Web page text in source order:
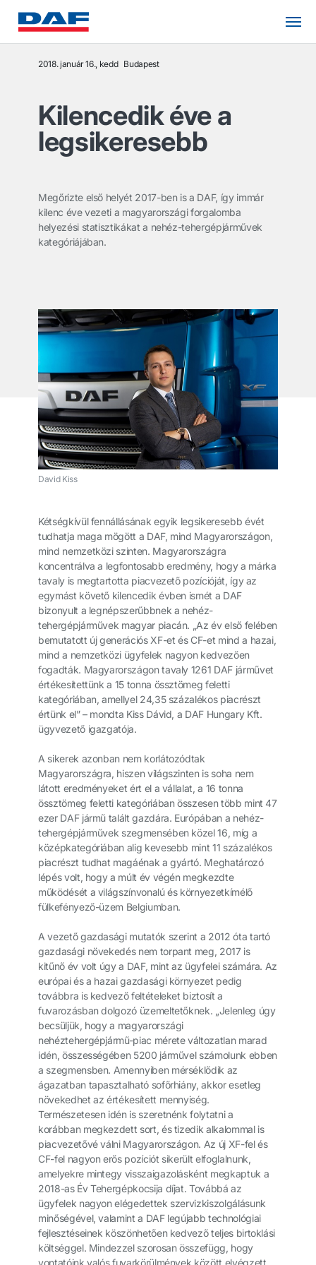
2018. január 16., kedd Budapest
Kilencedik éve a
legsikeresebb
Megőrizte első helyét 2017-ben is a DAF, így immár
kilenc éve vezeti a magyarországi forgalomba
helyezési statisztikákat a nehéz-tehergépjárművek
kategóriájában.
David Kiss
Kétségkívül fennállásának egyik legsikeresebb évét
tudhatja maga mögött a DAF, mind Magyarországon,
mind nemzetközi szinten. Magyarországra
koncentrálva a legfontosabb eredmény, hogy a márka
tavaly is megtartotta piacvezető pozícióját, így az
egymást követő kilencedik évben ismét a DAF
bizonyult a legnépszerűbbnek a nehéz-
tehergépjárművek magyar piacán. „Az év első felében
bemutatott új generációs XF-et és CF-et mind a hazai,
mind a nemzetközi ügyfelek nagyon kedvezően
fogadták. Magyarországon tavaly 1261 DAF járművet
értékesítettünk a 15 tonna össztömeg feletti
kategóriában, amellyel 24,35 százalékos piacrészt
értünk el” – mondta Kiss Dávid, a DAF Hungary Kft.
ügyvezető igazgatója.
A sikerek azonban nem korlátozódtak
Magyarországra, hiszen világszinten is soha nem
látott eredményeket ért el a vállalat, a 16 tonna
össztömeg feletti kategóriában összesen több mint 47
ezer DAF jármű talált gazdára. Európában a nehéz-
tehergépjárművek szegmensében közel 16, míg a
középkategóriában alig kevesebb mint 11 százalékos
piacrészt tudhat magáénak a gyártó. Meghatározó
lépés volt, hogy a múlt év végén megkezdte
működését a világszínvonalú és környezetkímélő
fülkefényező-üzem Belgiumban.
A vezető gazdasági mutatók szerint a 2012 óta tartó
gazdasági növekedés nem torpant meg, 2017 is
kitűnő év volt úgy a DAF, mint az ügyfelei számára. Az
európai és a hazai gazdasági környezet pedig
továbbra is kedvező feltételeket biztosít a
fuvarozásban dolgozó üzemeltetőknek. „Jelenleg úgy
becsüljük, hogy a magyarországi
nehéztehergépjármű-piac mérete változatlan marad
idén, összességében 5200 járművel számolunk ebben
a szegmensben. Amennyiben mérséklődik az
ágazatban tapasztalható sofőrhiány, akkor esetleg
növekedhet az értékesített mennyiség.
Természetesen idén is szeretnénk folytatni a
korábban megkezdett sort, és tizedik alkalommal is
piacvezetővé válni Magyarországon. Az új XF-fel és
CF-fel nagyon erős pozíciót sikerült elfoglalnunk,
amelyekre mintegy visszaigazolásként megkaptuk a
2018-as Év Tehergépkocsija díjat. Továbbá az
ügyfelek nagyon elégedettek szervizkiszolgálásunk
minőségével, valamint a DAF legújabb technológiai
fejlesztéseinek köszönhetően kedvező teljes birtoklási
költséggel. Mindezzel szorosan összefügg, hogy
vontatóink valós fuvarkörülmények között elvégzett